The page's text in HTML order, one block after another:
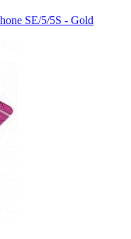
SE/5/5S - Gold